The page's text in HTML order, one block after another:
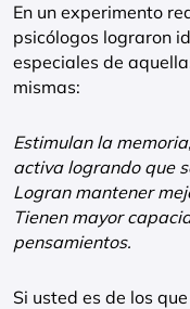
En un experimento
psicólogos lograron
especiales de
mismas:
Estimulan la
activa logrando que
Logran mantener
Tienen mayor
pensamientos.
Si usted es de los